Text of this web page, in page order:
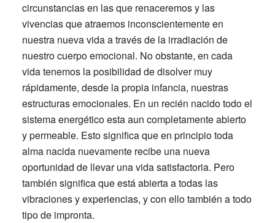
circunstancias en las que renaceremos y las
vivencias que atraemos inconscientemente en
nuestra nueva vida a través de la irradiación de
nuestro cuerpo emocional. No obstante, en cada
vida tenemos la posibilidad de disolver muy
rápidamente, desde la propia infancia, nuestras
estructuras emocionales. En un recién nacido todo el
sistema energético esta aun completamente abierto
y permeable. Esto significa que en principio toda
alma nacida nuevamente recibe una nueva
oportunidad de llevar una vida satisfactoria. Pero
también significa que está abierta a todas las
vibraciones y experiencias, y con ello también a todo
tipo de impronta.